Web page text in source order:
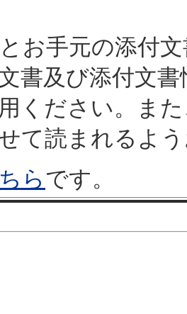
お手元の添付
書及び添付文
ください。ま
て読まれるよ
ら です。